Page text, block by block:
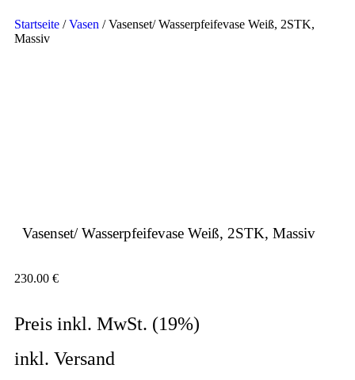
Startseite /Vasen /Vasenset/ Wasserpfeifevase Weiß, 2STK,
Massiv
Vasenset/ Wasserpfeifevase Weiß, 2STK, Massiv
230.00 €
Preis inkl. MwSt. (19%)
inkl. Versand